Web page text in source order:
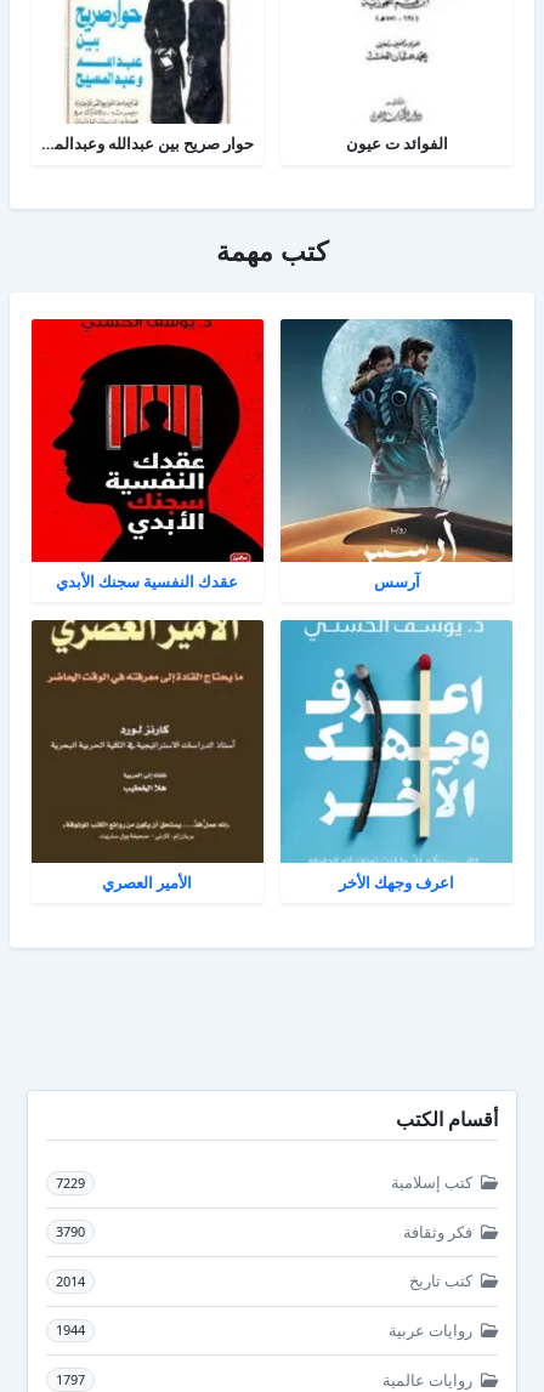
الفوائد ت عيون حوار صريح بين عبدالله وعبدالمسيح
كتب مهمة
آرسس عقدك النفسية سجنك الأبدي
اعرف وجهك الأخر الأمير العصري
أقسام الكتب
كتب إسلامية 7229
فكر وثقافة 3790
كتب تاريخ 2014
روايات عربية 1944
روايات عالمية 1797